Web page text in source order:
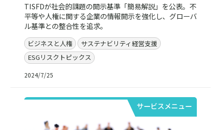
TISFDが社会的課題の開示基準「簡易解説」を公表。不
平等や人権に関する企業の情報開示を強化し、グローバ
ル基準との整合性を追求。
ビジネスと人権
サステナビリティ経営支援
ESGリスクトピックス
2024/7/25
サービスメニュー